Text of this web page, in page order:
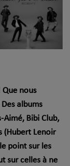
Que nous
albums
Aimé, Bibi Club,
(Hubert Lenoir
point sur les
sur celles à ne